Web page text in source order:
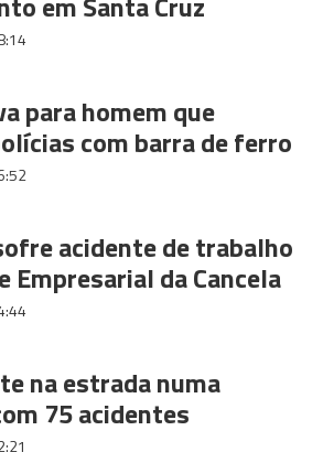
para homem que
com barra de ferro
acidente de trabalho
Empresarial da Cancela
na estrada numa
75 acidentes